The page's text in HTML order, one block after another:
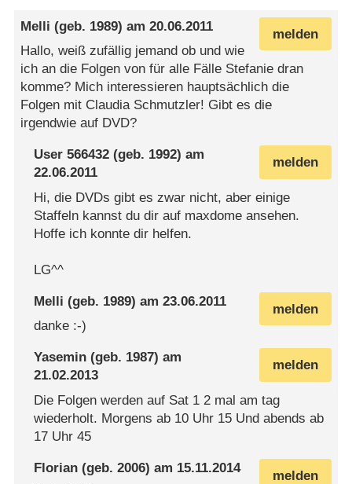
melden
Melli (geb. 1989) am20.06.2011
Hallo, weiß zufällig jemand ob und wie
ich an die Folgen von für alle Fälle Stefanie dran
komme? Mich interessieren hauptsächlich die
Folgen mit Claudia Schmutzler! Gibt es die
irgendwie auf DVD?
melden
User 566432 (geb. 1992) am
22.06.2011
Hi, die DVDs gibt es zwar nicht, aber einige
Staffeln kannst du dir auf maxdome ansehen.
Hoffe ich konnte dir helfen.
LG^^
melden
Melli (geb. 1989) am23.06.2011
danke :-)
melden
Yasemin (geb. 1987) am
21.02.2013
Die Folgen werden auf Sat 1 2 mal am tag
wiederholt. Morgens ab 10 Uhr 15 Und abends ab
17 Uhr 45
melden
Florian (geb. 2006) am 15.11.2014